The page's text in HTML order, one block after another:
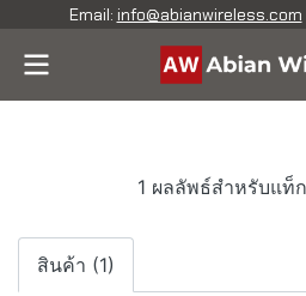
Email: info@abianwireless.com
1 ผลลัพธ์สำหรับแท็
สินค้า (1)